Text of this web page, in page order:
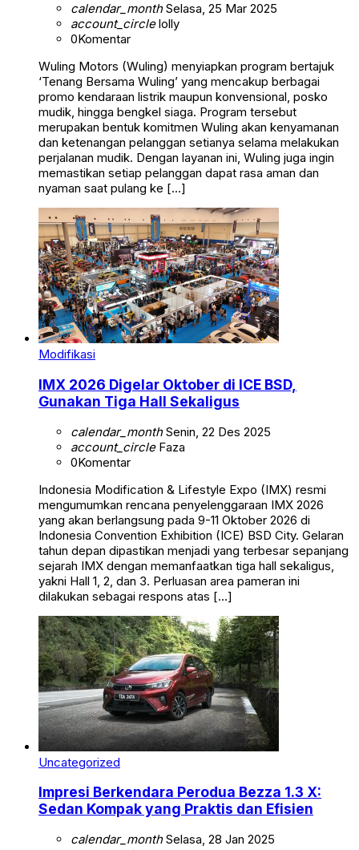
calendar_monthSelasa, 25 Mar 2025
account_circlelolly
0Komentar
Wuling Motors (Wuling) menyiapkan program bertajuk
‘Tenang Bersama Wuling’ yang mencakup berbagai
promo kendaraan listrik maupun konvensional, posko
mudik, hingga bengkel siaga. Program tersebut
merupakan bentuk komitmen Wuling akan kenyamanan
dan ketenangan pelanggan setianya selama melakukan
perjalanan mudik. Dengan layanan ini, Wuling juga ingin
memastikan setiap pelanggan dapat rasa aman dan
nyaman saat pulang ke […]
Modifikasi
IMX 2026 Digelar Oktober di ICE BSD,
Gunakan Tiga Hall Sekaligus
calendar_monthSenin, 22 Des 2025
account_circleFaza
0Komentar
Indonesia Modification & Lifestyle Expo (IMX) resmi
mengumumkan rencana penyelenggaraan IMX 2026
yang akan berlangsung pada 9-11 Oktober 2026 di
Indonesia Convention Exhibition (ICE) BSD City. Gelaran
tahun depan dipastikan menjadi yang terbesar sepanjang
sejarah IMX dengan memanfaatkan tiga hall sekaligus,
yakni Hall 1, 2, dan 3. Perluasan area pameran ini
dilakukan sebagai respons atas […]
Uncategorized
Impresi Berkendara Perodua Bezza 1.3 X:
Sedan Kompak yang Praktis dan Efisien
calendar_monthSelasa, 28 Jan 2025